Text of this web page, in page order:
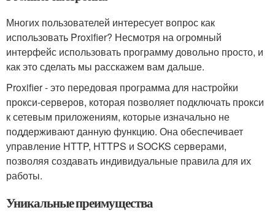
Многих пользователей интересует вопрос как
использовать Proxifier? Несмотря на огромный
интерфейс использовать программу довольно просто, и
как это сделать мы расскажем вам дальше.
Proxifier - это передовая программа для настройки
прокси-серверов, которая позволяет подключать прокси
к сетевым приложениям, которые изначально не
поддерживают данную функцию. Она обеспечивает
управление HTTP, HTTPS и SOCKS серверами,
позволяя создавать индивидуальные правила для их
работы.
Уникальные преимущества